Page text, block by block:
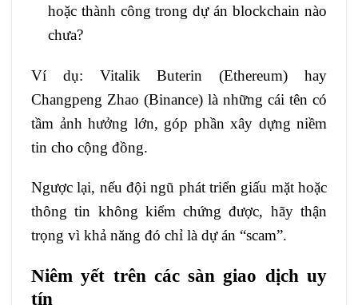
hoặc thành công trong dự án blockchain nào
chưa?
Ví dụ: Vitalik Buterin (Ethereum) hay
Changpeng Zhao (Binance) là những cái tên có
tầm ảnh hưởng lớn, góp phần xây dựng niềm
tin cho cộng đồng.
Ngược lại, nếu đội ngũ phát triển giấu mặt hoặc
thông tin không kiểm chứng được, hãy thận
trọng vì khả năng đó chỉ là dự án “scam”.
Niêm yết trên các sàn giao dịch uy
tín